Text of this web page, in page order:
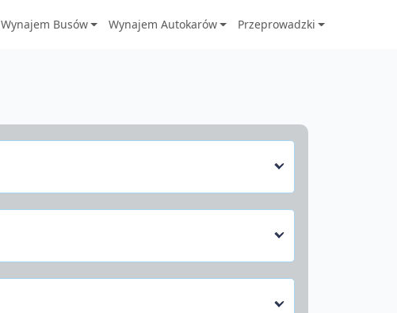
Wynajem Busów Wynajem Autokarów Przeprowadzki